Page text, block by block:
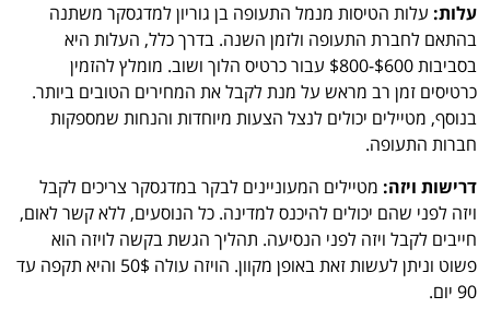
עלות: עלות הטיסות מנמל התעופה בן גוריון למדגסקר משתנה
בהתאם לחברת התעופה ולזמן השנה. בדרך כלל, העלות היא
בסביבות $600-$800 עבור כרטיס הלוך ושוב. מומלץ להזמין
כרטיסים זמן רב מראש על מנת לקבל את המחירים הטובים ביותר.
בנוסף, מטיילים יכולים לנצל הצעות מיוחדות והנחות שמספקות
חברות התעופה.
דרישות ויזה: מטיילים המעוניינים לבקר במדגסקר צריכים לקבל
ויזה לפני שהם יכולים להיכנס למדינה. כל הנוסעים, ללא קשר לאום,
חייבים לקבל ויזה לפני הנסיעה. תהליך הגשת בקשה לויזה הוא
פשוט וניתן לעשות זאת באופן מקוון. הויזה עולה 50$ והיא תקפה עד
90 יום.